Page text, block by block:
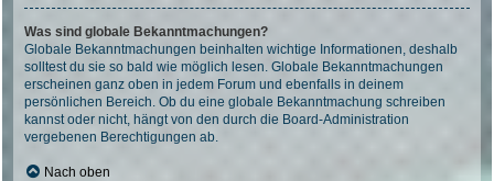
Was sind globale Bekanntmachungen?
Globale Bekanntmachungen beinhalten wichtige Informationen, deshalb
solltest du sie so bald wie möglich lesen. Globale Bekanntmachungen
erscheinen ganz oben in jedem Forum und ebenfalls in deinem
persönlichen Bereich. Ob du eine globale Bekanntmachung schreiben
kannst oder nicht, hängt von den durch die Board-Administration
vergebenen Berechtigungen ab.
Nach oben